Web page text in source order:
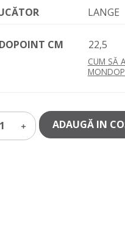
LANGE
CM 22,5
CUM SĂ
1 ADAUGĂ IN